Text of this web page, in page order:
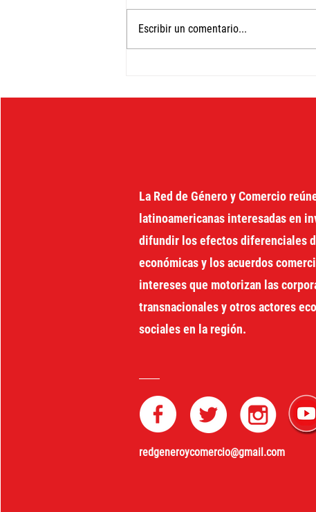
cambió el internet para
Escribir un comentario...
La Red de Género y Comercio
latinoamericanas interesadas en
difundir los efectos diferenciales
económicas y los acuerdos
intereses que motorizan las
transnacionales y otros actores
sociales en la región.
redgeneroycomercio@gmail.com